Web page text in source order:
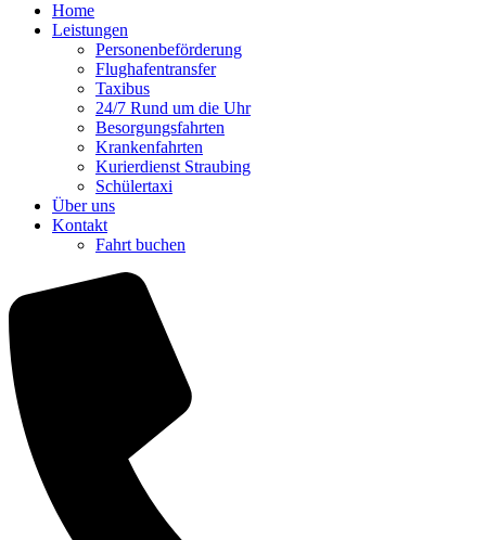
Home
Leistungen
Personenbeförderung
Flughafentransfer
Taxibus
24/7 Rund um die Uhr
Besorgungsfahrten
Krankenfahrten
Kurierdienst Straubing
Schülertaxi
Über uns
Kontakt
Fahrt buchen